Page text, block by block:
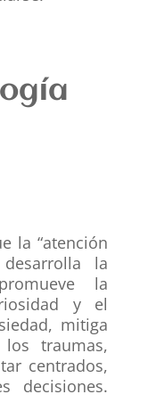
la “atención
la
la
y el
mitiga
traumas,
centrados,
decisiones.